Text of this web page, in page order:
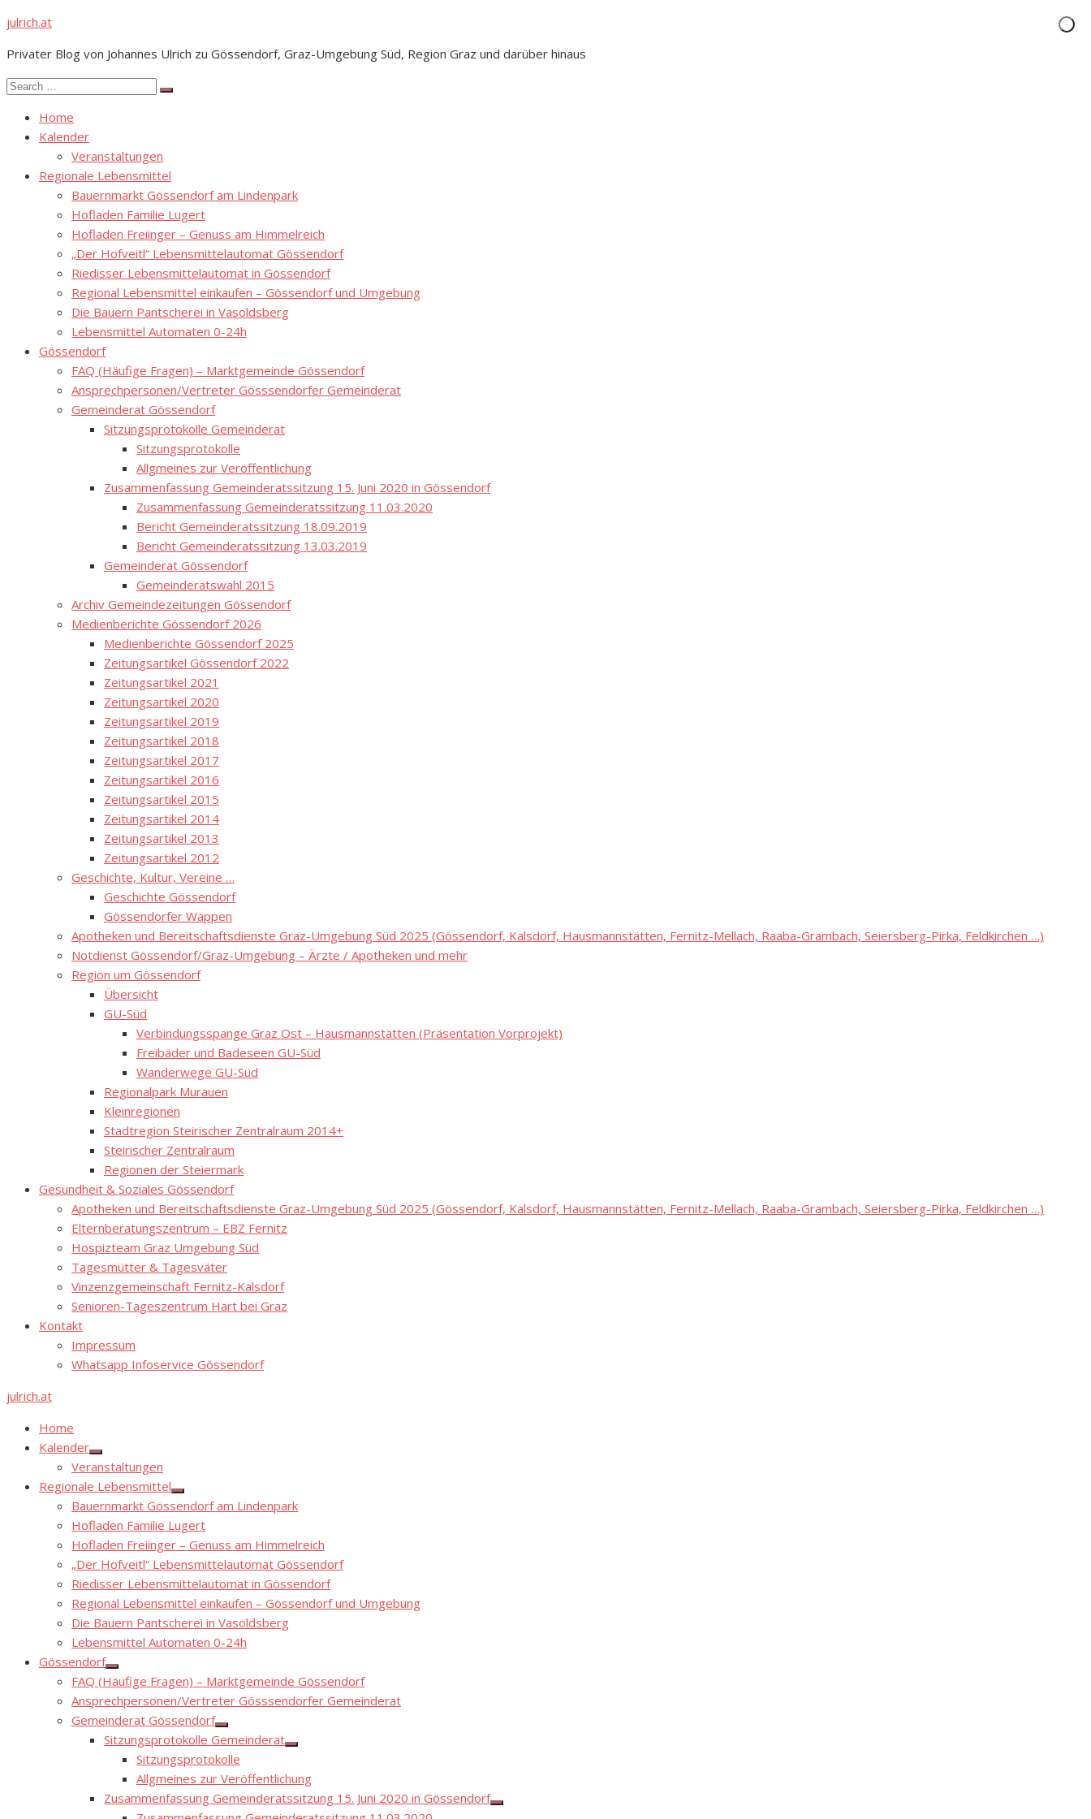
Skip
content
julrich.at
Privater Blog von Johannes Ulrich zu Gössendorf, Graz-Umgebung Süd, Region Graz und darüber hinaus
Search
Search
Home
Kalender
Veranstaltungen
Regionale Lebensmittel
Bauernmarkt Gössendorf am Lindenpark
Hofladen Familie Lugert
Hofladen Freiinger – Genuss am Himmelreich
„Der Hofveitl“ Lebensmittelautomat Gössendorf
Riedisser Lebensmittelautomat in Gössendorf
Regional Lebensmittel einkaufen – Gössendorf und Umgebung
Die Bauern Pantscherei in Vasoldsberg
Lebensmittel Automaten 0-24h
Gössendorf
FAQ (Häufige Fragen) – Marktgemeinde Gössendorf
Ansprechpersonen/Vertreter Gösssendorfer Gemeinderat
Gemeinderat Gössendorf
Sitzungsprotokolle Gemeinderat
Sitzungsprotokolle
Allgmeines zur Veröffentlichung
Zusammenfassung Gemeinderatssitzung 15. Juni 2020 in Gössendorf
Zusammenfassung Gemeinderatssitzung 11.03.2020
Bericht Gemeinderatssitzung 18.09.2019
Bericht Gemeinderatssitzung 13.03.2019
Gemeinderat Gössendorf
Gemeinderatswahl 2015
Archiv Gemeindezeitungen Gössendorf
Medienberichte Gössendorf 2026
Medienberichte Gössendorf 2025
Zeitungsartikel Gössendorf 2022
Zeitungsartikel 2021
Zeitungsartikel 2020
Zeitungsartikel 2019
Zeitungsartikel 2018
Zeitungsartikel 2017
Zeitungsartikel 2016
Zeitungsartikel 2015
Zeitungsartikel 2014
Zeitungsartikel 2013
Zeitungsartikel 2012
Geschichte, Kultur, Vereine …
Geschichte Gössendorf
Gössendorfer Wappen
Apotheken und Bereitschaftsdienste Graz-Umgebung Süd 2025 (Gössendorf, Kalsdorf, Hausmannstätten, Fernitz-Mellach, Raaba-Grambach, Seiersberg-Pirka, Feldkirchen …)
Notdienst Gössendorf/Graz-Umgebung – Ärzte / Apotheken und mehr
Region um Gössendorf
Übersicht
GU-Süd
Verbindungsspange Graz Ost – Hausmannstätten (Präsentation Vorprojekt)
Freibäder und Badeseen GU-Süd
Wanderwege GU-Süd
Regionalpark Murauen
Kleinregionen
Stadtregion Steirischer Zentralraum 2014+
Steirischer Zentralraum
Regionen der Steiermark
Gesundheit & Soziales Gössendorf
Apotheken und Bereitschaftsdienste Graz-Umgebung Süd 2025 (Gössendorf, Kalsdorf, Hausmannstätten, Fernitz-Mellach, Raaba-Grambach, Seiersberg-Pirka, Feldkirchen …)
Elternberatungszentrum – EBZ Fernitz
Hospizteam Graz Umgebung Süd
Tagesmütter & Tagesväter
Vinzenzgemeinschaft Fernitz-Kalsdorf
Senioren-Tageszentrum Hart bei Graz
Kontakt
Impressum
Whatsapp Infoservice Gössendorf
julrich.at
Home
Kalender
Show
sub
menu
Veranstaltungen
Regionale Lebensmittel
Show
sub
menu
Bauernmarkt Gössendorf am Lindenpark
Hofladen Familie Lugert
Hofladen Freiinger – Genuss am Himmelreich
„Der Hofveitl“ Lebensmittelautomat Gössendorf
Riedisser Lebensmittelautomat in Gössendorf
Regional Lebensmittel einkaufen – Gössendorf und Umgebung
Die Bauern Pantscherei in Vasoldsberg
Lebensmittel Automaten 0-24h
Gössendorf
Show
sub
menu
FAQ (Häufige Fragen) – Marktgemeinde Gössendorf
Ansprechpersonen/Vertreter Gösssendorfer Gemeinderat
Gemeinderat Gössendorf
Show
sub
menu
Sitzungsprotokolle Gemeinderat
Show
menu
Sitzungsprotokolle
Allgmeines zur Veröffentlichung
Zusammenfassung Gemeinderatssitzung 15. Juni 2020 in Gössendorf
Show